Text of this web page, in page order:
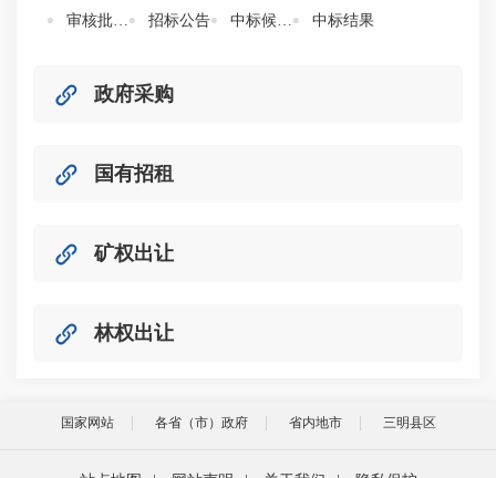
招标公告 中标候选人 中标结果
政府采购
国有招租
矿权出让
林权出让
国家网站 各省（市）政府 省内地市 三明县区